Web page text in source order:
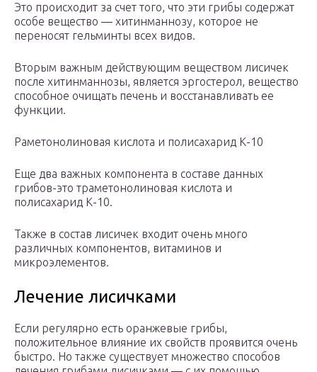
Это происходит за счет того, что эти грибы содержат
особе вещество — хитинманнозу, которое не
переносят гельминты всех видов.
Вторым важным действующим веществом лисичек
после хитинманнозы, является эргостерол, вещество
способное очищать печень и восстанавливать ее
функции.
Раметонолиновая кислота и полисахарид К-10
Еще два важных компонента в составе данных
грибов-это траметонолиновая кислота и
полисахарид К-10.
Также в состав лисичек входит очень много
различных компонентов, витаминов и
микроэлементов.
Лечение лисичками
Если регулярно есть оранжевые грибы,
положительное влияние их свойств проявится очень
быстро. Но также существует множество способов